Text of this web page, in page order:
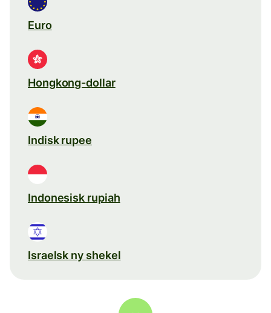
Euro
Hongkong-dollar
Indisk rupee
Indonesisk rupiah
Israelsk ny shekel